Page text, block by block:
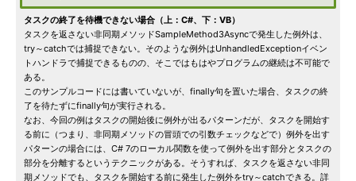
タスクの終了を待機できない場合（上：C#、下：VB）
タスクを返さない非同期メソッドSampleMethod3Asyncで発生した例外は、
try～catchでは捕捉できない。そのような例外はUnhandledExceptionイベン
トハンドラで捕捉できるものの、そこではもはやプログラムの継続は不可能で
ある。
このサンプルコードには書いていないが、finally句を置いた場合、タスクの終
了を待たずにfinally句が実行される。
なお、今回の例はタスクの開始後に例外が出るパターンだが、タスクを開始す
る前に（つまり、非同期メソッドの冒頭での引数チェックなどで）例外を出す
パターンの場合には、C# 7のローカル関数を使って例外を出す部分とタスクの
部分を分離するというテクニックがある。そうすれば、タスクを返さない非同
期メソッドでも、タスクを開始する前に発生した例外をtry～catchできる。詳